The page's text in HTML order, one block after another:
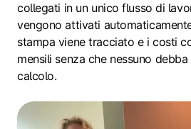
collegati in un unico flusso di
vengono attivati
stampa viene tracciato e i costi
mensili senza che nessuno
calcolo.